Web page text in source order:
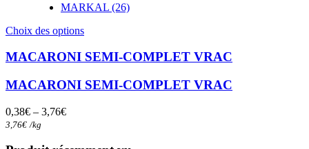
MARKAL (26)
Choix des optionsCe
a
variations.
Les
MACARONI SEMI-COMPLET VRAC
MACARONI SEMI-COMPLET VRAC
0,38€ – 3,76€
3,76€ /kg